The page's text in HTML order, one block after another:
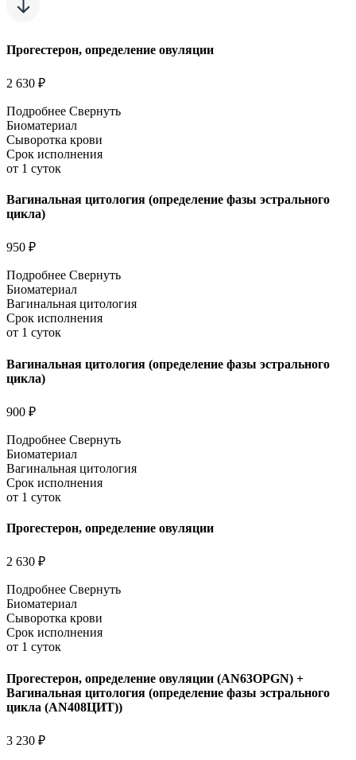
Прогестерон, определение овуляции
2 630 ₽
Подробнее Свернуть
Биоматериал
Сыворотка крови
Срок исполнения
от 1 суток
Вагинальная цитология (определение фазы эстрального
цикла)
950 ₽
Подробнее Свернуть
Биоматериал
Вагинальная цитология
Срок исполнения
от 1 суток
Вагинальная цитология (определение фазы эстрального
цикла)
900 ₽
Подробнее Свернуть
Биоматериал
Вагинальная цитология
Срок исполнения
от 1 суток
Прогестерон, определение овуляции
2 630 ₽
Подробнее Свернуть
Биоматериал
Сыворотка крови
Срок исполнения
от 1 суток
Прогестерон, определение овуляции (AN63OPGN) +
Вагинальная цитология (определение фазы эстрального
цикла (AN408ЦИТ))
3 230 ₽